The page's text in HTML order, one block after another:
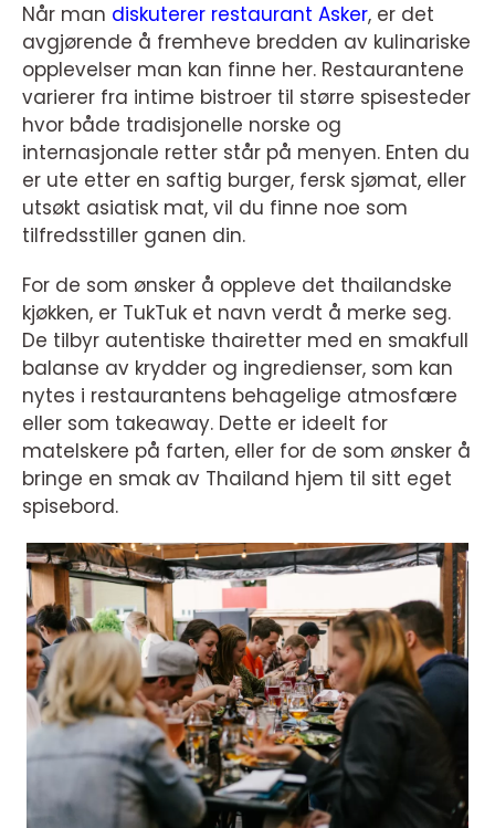
Når man diskuterer restaurant Asker, er det
avgjørende å fremheve bredden av kulinariske
opplevelser man kan finne her. Restaurantene
varierer fra intime bistroer til større spisesteder
hvor både tradisjonelle norske og
internasjonale retter står på menyen. Enten du
er ute etter en saftig burger, fersk sjømat, eller
utsøkt asiatisk mat, vil du finne noe som
tilfredsstiller ganen din.
For de som ønsker å oppleve det thailandske
kjøkken, er TukTuk et navn verdt å merke seg.
De tilbyr autentiske thairetter med en smakfull
balanse av krydder og ingredienser, som kan
nytes i restaurantens behagelige atmosfære
eller som takeaway. Dette er ideelt for
matelskere på farten, eller for de som ønsker å
bringe en smak av Thailand hjem til sitt eget
spisebord.